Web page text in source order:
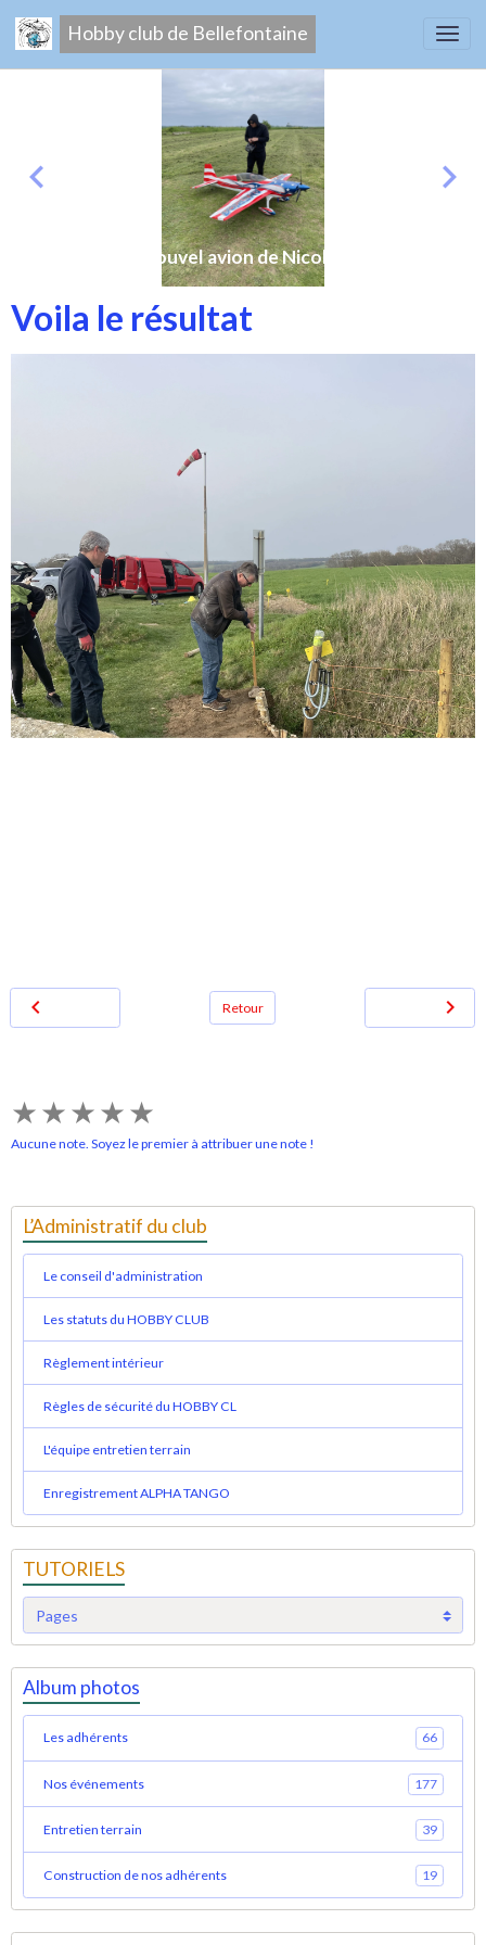
Hobby club de Bellefontaine
Nouvel avion de Nicolas
Voila le résultat
Retour
★★★★★
Aucune note. Soyez le premier à attribuer une note !
L’Administratif du club
Le conseil d'administration
Les statuts du HOBBY CLUB
Règlement intérieur
Règles de sécurité du HOBBY CL
L'équipe entretien terrain
Enregistrement ALPHA TANGO
TUTORIELS
Album photos
Les adhérents 66
Nos événements 177
Entretien terrain 39
Construction de nos adhérents 19